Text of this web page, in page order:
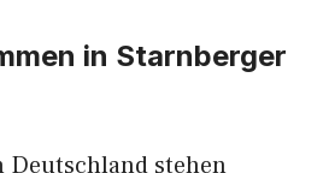
in Starnberger
Deutschland stehen